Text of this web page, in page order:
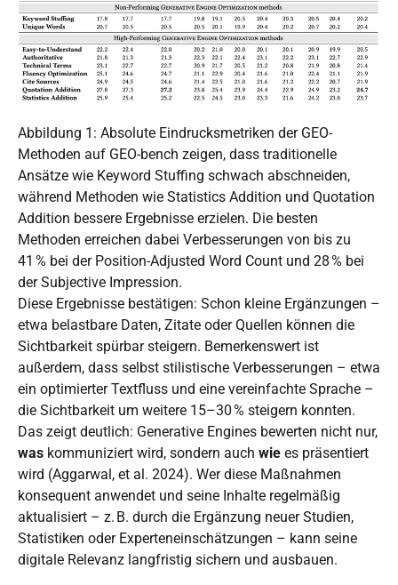
Abbildung 1: Absolute Eindrucksmetriken der GEO-
Methoden auf GEO-bench zeigen, dass traditionelle
Ansätze wie Keyword Stuffing schwach abschneiden,
während Methoden wie Statistics Addition und Quotation
Addition bessere Ergebnisse erzielen. Die besten
Methoden erreichen dabei Verbesserungen von bis zu
41 % bei der Position-Adjusted Word Count und 28 % bei
der Subjective Impression.
Diese Ergebnisse bestätigen: Schon kleine Ergänzungen –
etwa belastbare Daten, Zitate oder Quellen können die
Sichtbarkeit spürbar steigern. Bemerkenswert ist
außerdem, dass selbst stilistische Verbesserungen – etwa
ein optimierter Textfluss und eine vereinfachte Sprache –
die Sichtbarkeit um weitere 15–30 % steigern konnten.
Das zeigt deutlich: Generative Engines bewerten nicht nur,
was kommuniziert wird, sondern auch wie es präsentiert
wird (Aggarwal, et al. 2024). Wer diese Maßnahmen
konsequent anwendet und seine Inhalte regelmäßig
aktualisiert – z. B. durch die Ergänzung neuer Studien,
Statistiken oder Experteneinschätzungen – kann seine
digitale Relevanz langfristig sichern und ausbauen.